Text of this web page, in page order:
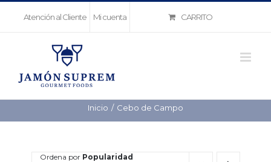
Atención al Cliente Mi cuenta CARRITO
Inicio Cebo de Campo
Ordena por Popularidad